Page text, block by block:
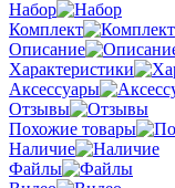
Набор
Комплект
Описание
Характеристики
Аксессуары
Отзывы
Похожие товары
Наличие
Файлы